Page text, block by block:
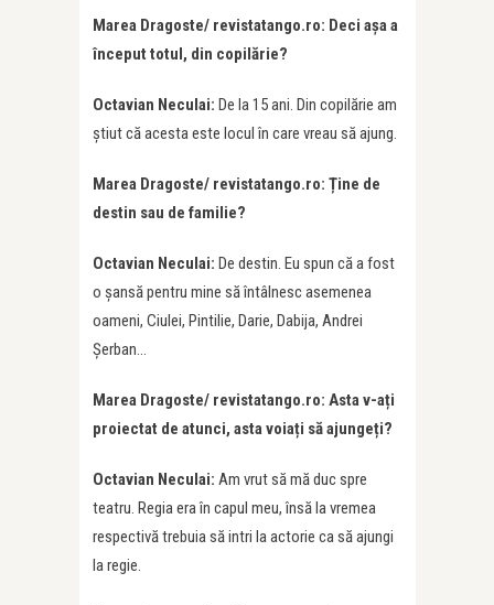
Marea Dragoste/ revistatango.ro: Deci așa a
început totul, din copilărie?
Octavian Neculai: De la 15 ani. Din copilărie am
știut că acesta este locul în care vreau să ajung.
Marea Dragoste/ revistatango.ro: Ține de
destin sau de familie?
Octavian Neculai: De destin. Eu spun că a fost
o șansă pentru mine să întâlnesc asemenea
oameni, Ciulei, Pintilie, Darie, Dabija, Andrei
Șerban…
Marea Dragoste/ revistatango.ro: Asta v-ați
proiectat de atunci, asta voiați să ajungeți?
Octavian Neculai: Am vrut să mă duc spre
teatru. Regia era în capul meu, însă la vremea
respectivă trebuia să intri la actorie ca să ajungi
la regie.